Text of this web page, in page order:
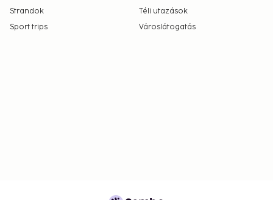
Strandok
Téli utazások
Sport trips
Városlátogatás